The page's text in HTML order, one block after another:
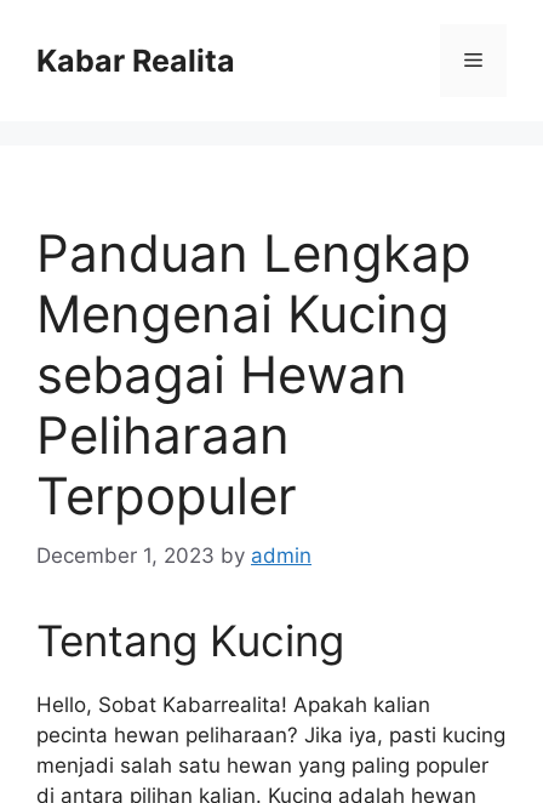
contentKabar Realita Menu
Panduan Lengkap
Mengenai Kucing
sebagai Hewan
Peliharaan
Terpopuler
December 1, 2023 by admin
Tentang Kucing
Hello, Sobat Kabarrealita! Apakah kalian
pecinta hewan peliharaan? Jika iya, pasti kucing
menjadi salah satu hewan yang paling populer
di antara pilihan kalian. Kucing adalah hewan